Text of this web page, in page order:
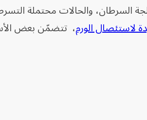
السرطان، والحالات محتملة
لاستئصال الورم، تتضمّن بعض